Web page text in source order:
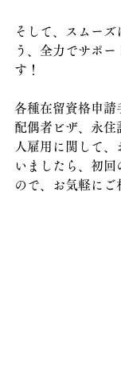
そして、スムーズ
う、全力でサポ
す！
各種在留資格申請
配偶者ビザ、永住
人雇用に関して
いましたら、初
ので、お気軽にご